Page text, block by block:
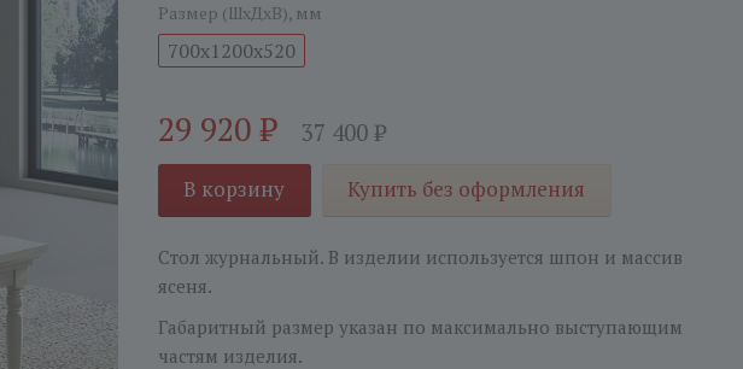
Размер (ШxДxВ), мм
700x1200x520
29 920₽ 37 400₽
В корзину Купить без оформления
Стол журнальный. В изделии используется шпон и массив
ясеня.
Габаритный размер указан по максимально выступающим
частям изделия.